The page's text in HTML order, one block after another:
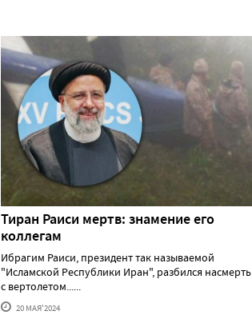
Тиран Раиси мертв: знамение его
коллегам
Ибрагим Раиси, президент так называемой
"Исламской Республики Иран", разбился насмерть
с вертолетом......
20 МАЯ'2024